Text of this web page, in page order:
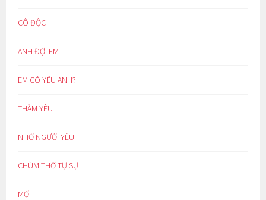
CÔ ĐỘC
ANH ĐỢI EM
EM CÓ YÊU ANH?
THẦM YÊU
NHỚ NGƯỜI YÊU
CHÙM THƠ TỰ SỰ
MƠ